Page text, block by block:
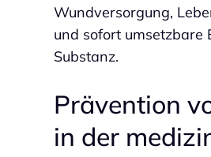
Wundversorgung,
und sofort umsetzbare
Substanz.
Prävention
in der